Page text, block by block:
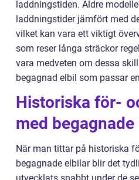
laddningstiden. Äldre
laddningstider jämfört med
vilket kan vara ett viktigt
som reser långa sträckor
vara medveten om dessa
begagnad elbil som passar
Historiska för-
med
När man tittar på historiska
begagnade elbilar blir det